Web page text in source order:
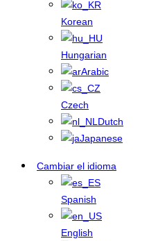
Korean
Hungarian
Arabic
Czech
Dutch
Japanese
Cambiar el idioma
Spanish
English